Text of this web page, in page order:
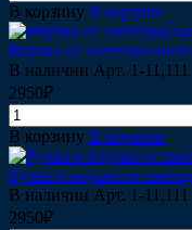
В корзину В корзине
Втулка от
В наличии Арт. 1-11,111
2950₽
В корзину В корзине
Ручка и втулка от
В наличии Арт. 1-11,111
2950₽